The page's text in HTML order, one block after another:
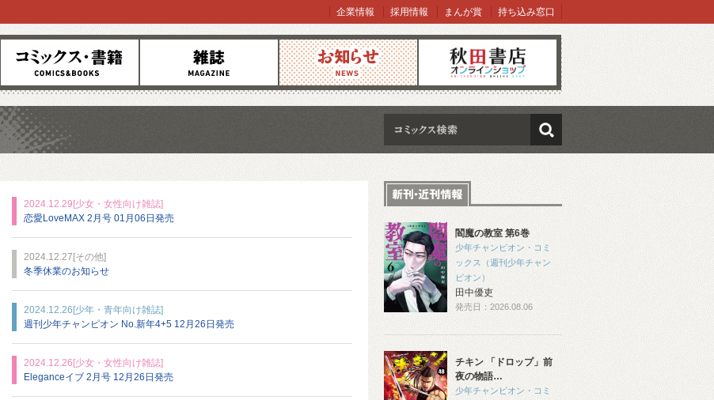
コミックス 雑誌 お知らせ オンラインショップ
企業情報 採用情報 まんが賞 持ち込み窓口
検索
2024.12.29 [少女・女性向け雑誌]
恋愛LoveMAX 2月号 01月06日発売
2024.12.27 [その他]
冬季休業のお知らせ
2024.12.26 [少年・青年向け雑誌]
週刊少年チャンピオン No.新年4+5 12月26日発売
2024.12.26 [少女・女性向け雑誌]
Eleganceイブ 2月号 12月26日発売
閻魔の教室 第6巻
少年チャンピオン・コミ
ックス（週刊少年チャン
ピオン）
田中優吏
発売日：2026.08.06
チキン 「ドロップ」前
夜の物語…
少年チャンピオン・コミ